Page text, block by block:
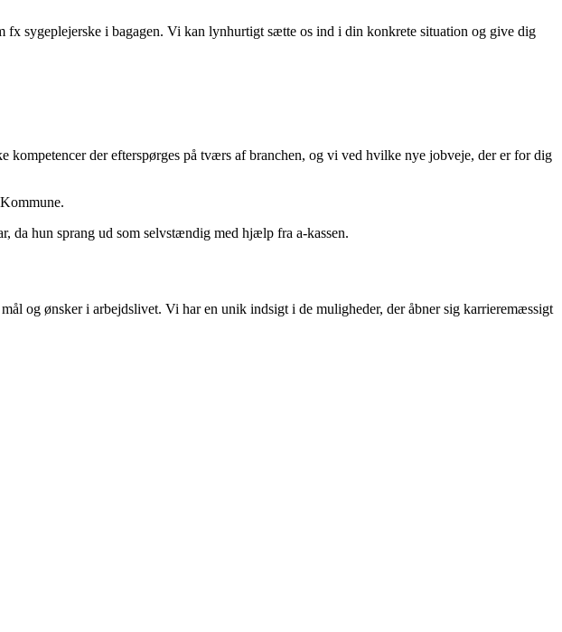
fx sygeplejerske i bagagen. Vi kan lynhurtigt sætte os ind i din konkrete situation og give dig
der efterspørges på tværs af branchen, og vi ved hvilke nye jobveje, der er for dig
, da hun sprang ud som selvstændig med hjælp fra a-kassen.
og ønsker i arbejdslivet. Vi har en unik indsigt i de muligheder, der åbner sig karrieremæssigt